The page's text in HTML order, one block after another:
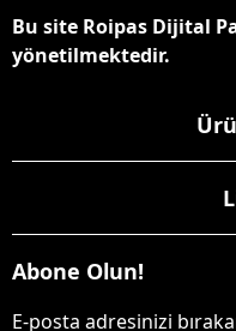
Bu site Roipas Dijital
yönetilmektedir.
Abone Olun!
E-posta adresinizi